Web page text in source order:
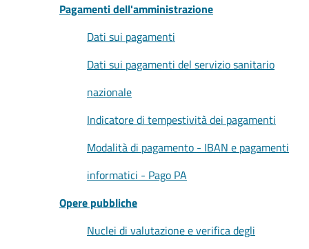
Pagamenti dell'amministrazione
Dati sui pagamenti
Dati sui pagamenti del servizio sanitario
nazionale
Indicatore di tempestività dei pagamenti
Modalità di pagamento - IBAN e pagamenti
informatici - Pago PA
Opere pubbliche
Nuclei di valutazione e verifica degli